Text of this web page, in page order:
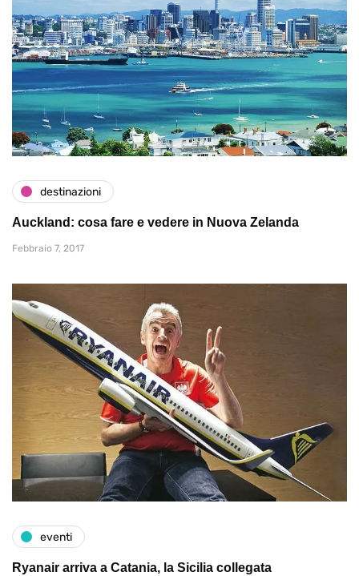
destinazioni
Auckland: cosa fare e vedere in Nuova Zelanda
Febbraio 7, 2017
eventi
Ryanair arriva a Catania, la Sicilia collegata